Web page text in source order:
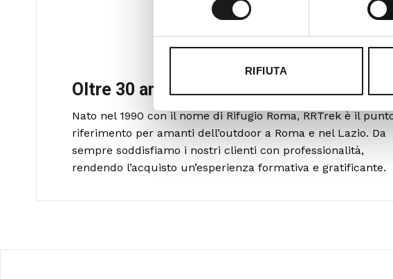
RIFIUTA
Oltre 30 anni di esperienza
Nato nel 1990 con il nome di Rifugio Roma, RRTrek è il
riferimento per amanti dell’outdoor a Roma e nel Lazio. Da
sempre soddisfiamo i nostri clienti con professionalità,
rendendo l’acquisto un’esperienza formativa e gratificante.